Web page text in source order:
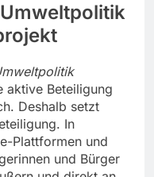
Beteiligung
Deshalb setzt
In
Plattformen und
und Bürger